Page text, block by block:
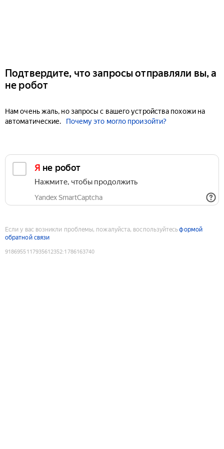
Подтвердите, что запросы отправляли вы, а
не робот
Нам очень жаль, но запросы с вашего устройства похожи на
автоматические.
Почему это могло произойти?
Я не робот
Нажмите, чтобы продолжить
Yandex SmartCaptcha
Если у вас возникли проблемы, пожалуйста, воспользуйтесьформой
обратной связи
9186955117935612352:1786163740